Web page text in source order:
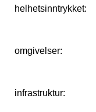
helhetsinntrykket:
omgivelser:
infrastruktur: